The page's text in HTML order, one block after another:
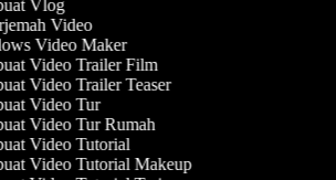
Vlog
Video
Video Maker
Video Trailer Film
Video Trailer Teaser
Video Tur
Video Tur Rumah
Video Tutorial
Video Tutorial Makeup